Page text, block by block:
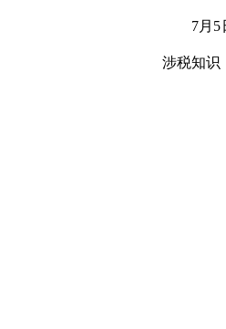
7月5日
涉税知识